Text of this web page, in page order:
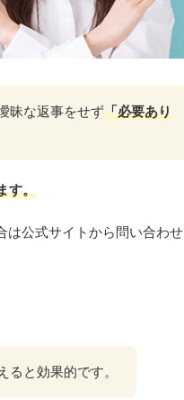
昧な返事をせず「必要あり
す。
公式サイトから問い合わせ
と効果的です。